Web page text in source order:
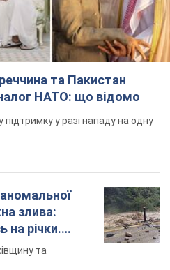
та Пакистан
НАТО: що відомо
у разі нападу на одну
злива:
на річки.
та